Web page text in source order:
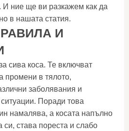
И ние ще ви разкажем как да
в нашата статия.
И
сива коса. Те включват
промени в тялото,
заболявания и
Поради това
намалява, а косата напълно
си, става пореста и слабо